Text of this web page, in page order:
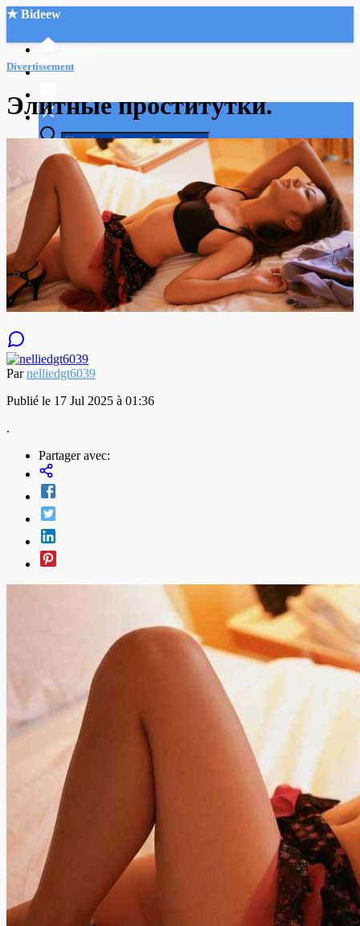
★ Bideew
Recherche Avancée
Mon compte
Connexion
Créer un compte
Mode nuit
Divertissement
Элитные проститутки.
Parnelliedgt6039
Publié le 17 Jul 2025 à 01:36
.
Partager avec: